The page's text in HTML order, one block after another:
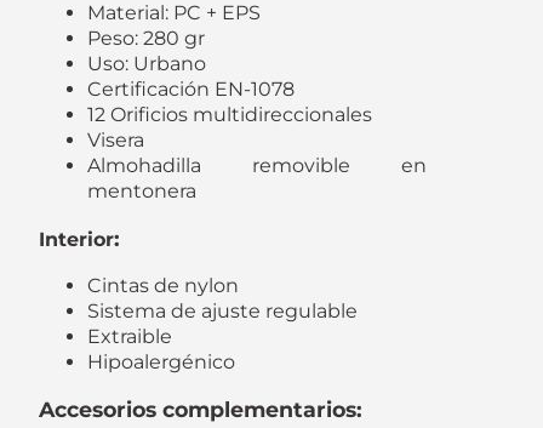
Material: PC + EPS
Peso: 280 gr
Uso: Urbano
Certificación EN-1078
12 Orificios multidireccionales
Visera
Almohadilla removible en
mentonera
Interior:
Cintas de nylon
Sistema de ajuste regulable
Extraible
Hipoalergénico
Accesorios complementarios: